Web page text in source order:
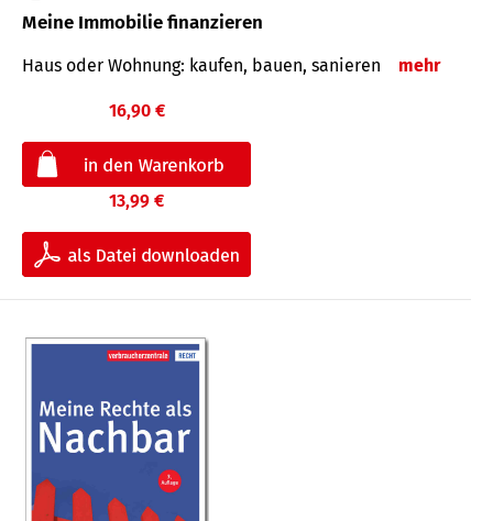
Meine Immobilie finanzieren
Haus oder Wohnung: kaufen, bauen, sanieren mehr
16,90 €
13,99 €